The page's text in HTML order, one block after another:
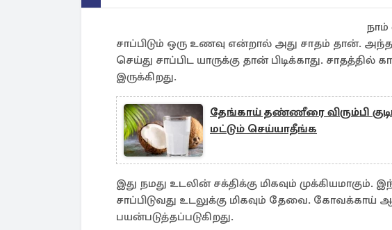
நாம்
சாப்பிடும் ஒரு உணவு என்றால் அது சாதம் தான்.
செய்து சாப்பிட யாருக்கு தான் பிடிக்காது.
இருக்கிறது.
தேங்காய் தண்ணீரை விரும்பி
மட்டும் செய்யாதீங்க
இது நமது உடலின் சக்திக்கு மிகவும்
சாப்பிடுவது உடலுக்கு மிகவும் தேவை. கோவக்காய்
பயன்படுத்தப்படுகிறது.